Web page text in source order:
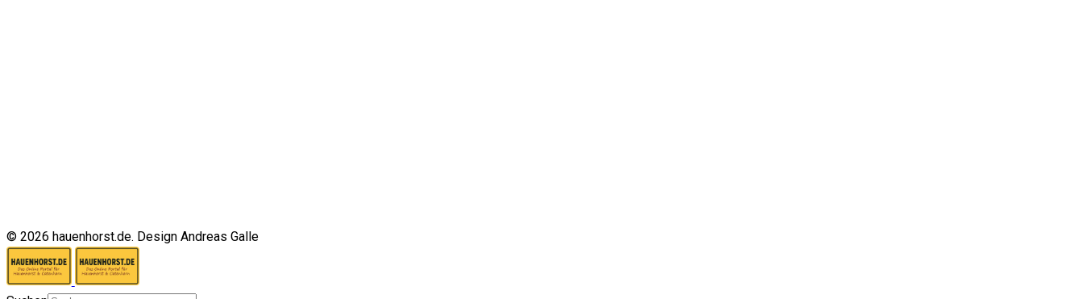
© 2026 hauenhorst.de. Design Andreas Galle